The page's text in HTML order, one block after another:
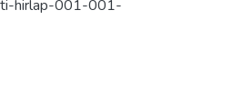
hirlap-001-001-